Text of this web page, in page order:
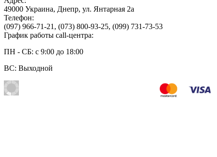
49000 Украина, Днепр, ул. Янтарная 2а
Телефон:
(097) 966-71-21 , (073) 800-93-25, (099) 731-73-53
График работы call-центра:
ПН - СБ: с 9:00 до 18:00
ВС: Выходной